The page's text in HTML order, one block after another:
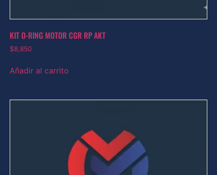
KIT O-RING MOTOR CGR RP AKT
$8,850
Añadir al carrito